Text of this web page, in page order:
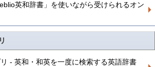
英和辞書」を使いながら受けられるオン
- 英和・和英を一度に検索する英語辞書